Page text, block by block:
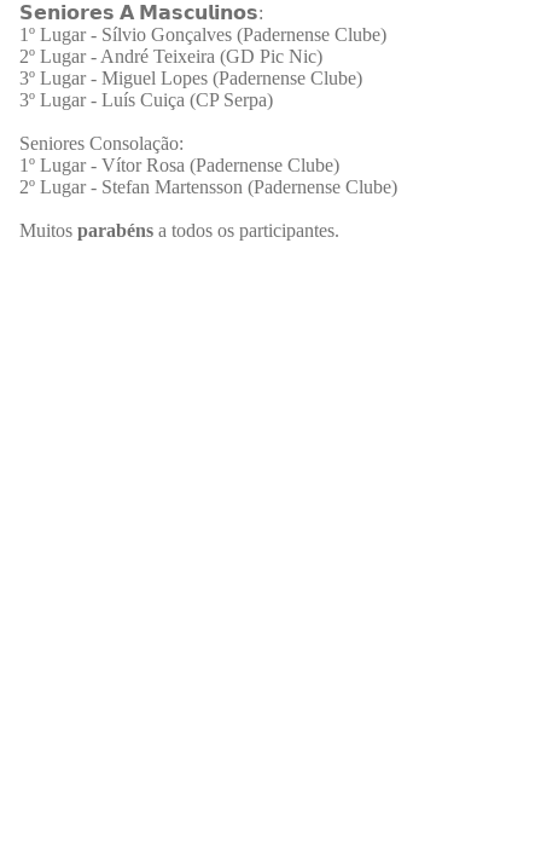
𝗦𝗲𝗻𝗶𝗼𝗿𝗲𝘀 𝗔 𝗠𝗮𝘀𝗰𝘂𝗹𝗶𝗻𝗼𝘀:
1º Lugar - Sílvio Gonçalves (Padernense Clube)
2º Lugar - André Teixeira (GD Pic Nic)
3º Lugar - Miguel Lopes (Padernense Clube)
3º Lugar - Luís Cuiça (CP Serpa)
Seniores Consolação:
1º Lugar - Vítor Rosa (Padernense Clube)
2º Lugar - Stefan Martensson (Padernense Clube)
Muitos parabéns a todos os participantes.